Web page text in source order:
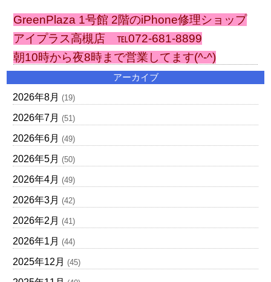
GreenPlaza 1号館 2階のiPhone修理ショップ
アイプラス高槻店 ℡072-681-8899
朝10時から夜8時まで営業してます(^-^)
アーカイブ
2026年8月 (19)
2026年7月 (51)
2026年6月 (49)
2026年5月 (50)
2026年4月 (49)
2026年3月 (42)
2026年2月 (41)
2026年1月 (44)
2025年12月 (45)